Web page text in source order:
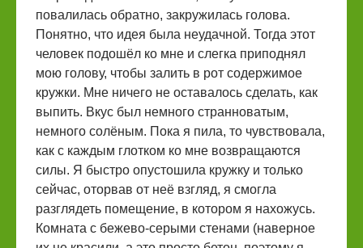
повалилась обратно, закружилась голова.
Понятно, что идея была неудачной. Тогда этот
человек подошёл ко мне и слегка приподнял
мою голову, чтобы залить в рот содержимое
кружки. Мне ничего не оставалось сделать, как
выпить. Вкус был немного странноватым,
немного солёным. Пока я пила, то чувствовала,
как с каждым глотком ко мне возвращаются
силы. Я быстро опустошила кружку и только
сейчас, оторвав от неё взгляд, я смогла
разглядеть помещение, в котором я нахожусь.
Комната с бежево-серыми стенами (наверное